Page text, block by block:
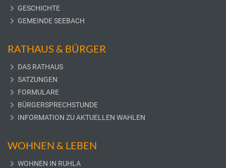
GESCHICHTE
GEMEINDE SEEBACH
RATHAUS & BÜRGER
DAS RATHAUS
SATZUNGEN
FORMULARE
BÜRGERSPRECHSTUNDE
INFORMATION ZU AKTUELLEN WAHLEN
WOHNEN & LEBEN
WOHNEN IN RUHLA